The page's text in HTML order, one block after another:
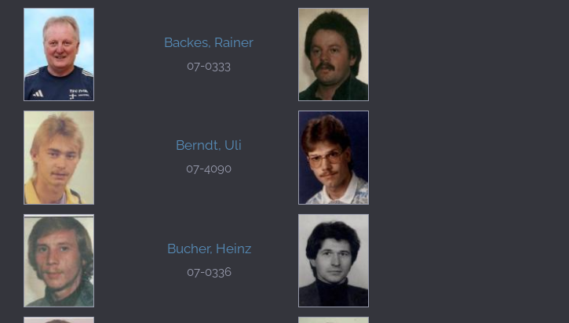
Backes, Rainer
07-0333
Berndt, Uli
07-4090
Bucher, Heinz
07-0336